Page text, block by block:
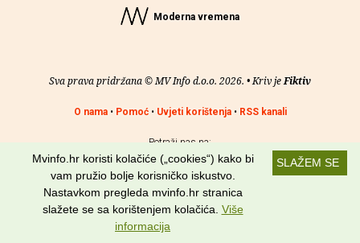
Moderna vremena
Sva prava pridržana © MV Info d.o.o. 2026. • Kriv jeFiktiv
O nama• Pomoć• Uvjeti korištenja• RSS kanali
Potraži nas na:
SLAŽEM SE
Mvinfo.hr koristi kolačiće („cookies“) kako bi
vam pružio bolje korisničko iskustvo.
Nastavkom pregleda mvinfo.hr stranica
slažete se sa korištenjem kolačića. Više
informacija